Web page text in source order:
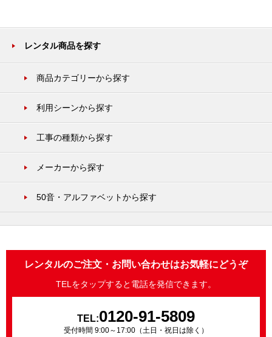
レンタル商品を探す
商品カテゴリーから探す
利用シーンから探す
工事の種類から探す
メーカーから探す
50音・アルファベットから探す
レンタルのご注文・お問い合わせはお気軽にどうぞ
TELをタップすると電話を発信できます。
TEL:0120-91-5809
受付時間 9:00～17:00（土日・祝日は除く）